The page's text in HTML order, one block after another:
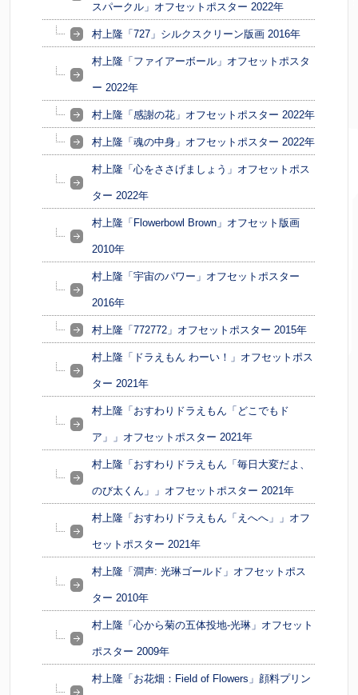
スパークル」オフセットポスター 2022年
村上隆「727」シルクスクリーン版画 2016年
村上隆「ファイアーボール」オフセットポスタ
ー 2022年
村上隆「感謝の花」オフセットポスター 2022年
村上隆「魂の中身」オフセットポスター 2022年
村上隆「心をささげましょう」オフセットポス
ター 2022年
村上隆「Flowerbowl Brown」オフセット版画
2010年
村上隆「宇宙のパワー」オフセットポスター
2016年
村上隆「772772」オフセットポスター 2015年
村上隆「ドラえもん わーい！」オフセットポス
ター 2021年
村上隆「おすわりドラえもん「どこでもド
ア」」オフセットポスター 2021年
村上隆「おすわりドラえもん「毎日大変だよ、
のび太くん」」オフセットポスター 2021年
村上隆「おすわりドラえもん「えへへ」」オフ
セットポスター 2021年
村上隆「澗声: 光琳ゴールド」オフセットポス
ター 2010年
村上隆「心から菊の五体投地-光琳」オフセット
ポスター 2009年
村上隆「お花畑：Field of Flowers」顔料プリン